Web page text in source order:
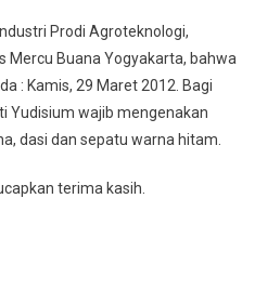
Prodi Agroteknologi,
Mercu Buana Yogyakarta, bahwa
: Kamis, 29 Maret 2012. Bagi
Yudisium wajib mengenakan
dasi dan sepatu warna hitam.
terima kasih.